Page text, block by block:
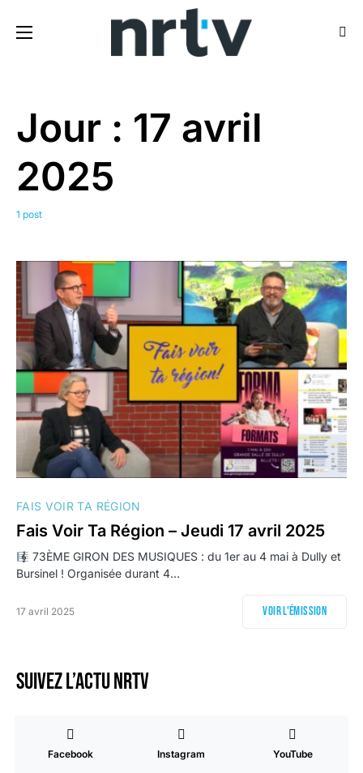
Jour : 17 avril
2025
1 post
FAIS VOIR TA RÉGION
Fais Voir Ta Région – Jeudi 17 avril 2025
​ 73ÈME GIRON DES MUSIQUES : du 1er au 4 mai à Dully et
Bursinel ! Organisée durant 4…
17 avril 2025 Voir l'émission
Suivez l’actu NRTV
Facebook Instagram YouTube